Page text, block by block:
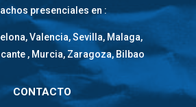
presenciales en :
Valencia, Sevilla, Malaga,
, Murcia, Zaragoza, Bilbao
CONTACTO